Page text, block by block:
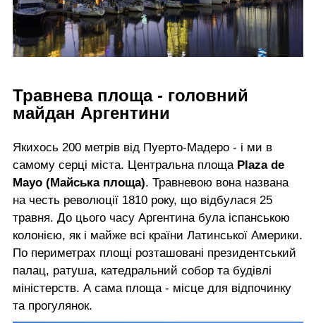
Травнева площа - головний
майдан Аргентини
Якихось 200 метрів від Пуерто-Мадеро - і ми в
самому серці міста. Центральна площа Plaza de
Mayo (Майська площа). Травневою вона названа
на честь революції 1810 року, що відбулася 25
травня. До цього часу Аргентина була іспанською
колонією, як і майже всі країни Латинської Америки.
По периметрах площі розташовані президентський
палац, ратуша, катедральний собор та будівлі
міністерств. А сама площа - місце для відпочинку
та прогулянок.